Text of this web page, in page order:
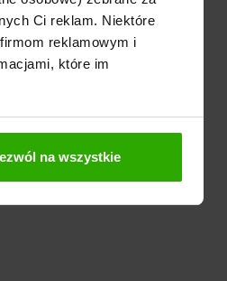
Ci reklam. Niektóre
reklamowym i
które im
na wszystkie